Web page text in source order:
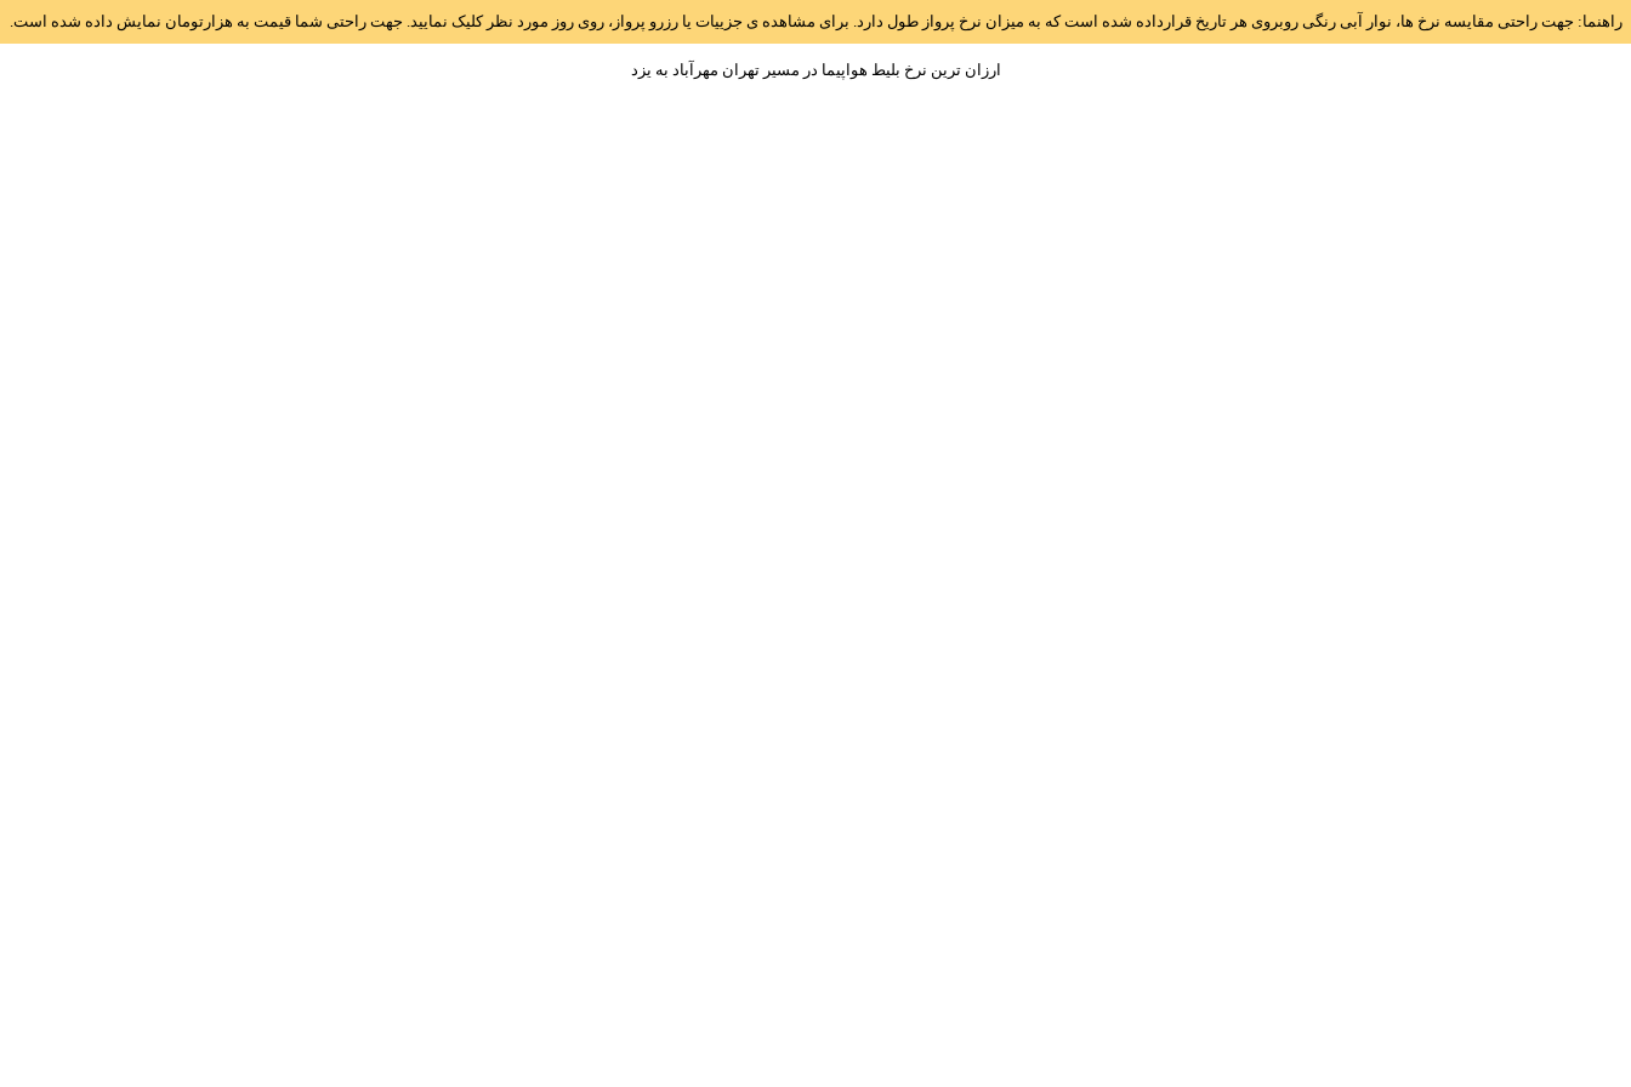
راهنما: جهت راحتی مقایسه نرخ ها، نوار آبی رنگی روبروی هر تاریخ قرارداده شده است که به میزان نرخ پرواز طول دارد. برای مشاهده ی جزییات یا رزرو پرواز، روی روز مورد نظر کلیک نمایید. جهت راحتی شما قیمت به هزارتومان نمایش داده شده است.
ارزان ترین نرخ بلیط هواپیما در مسیر تهران مهرآباد به يزد